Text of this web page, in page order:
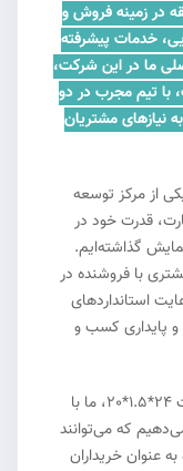
بیش از ۳۵ سال سابقه در زمینه فروش و
خدمات پیشرفته
ما در این شرکت،
با تیم مجرب در دو
نیازهای مشتریان
از مرکز توسعه
قدرت خود در
گذاشته‌ایم.
با فروشنده در
استانداردهای
و پایداری کسب و
در خصوص کانولا تامیسنت 24*1.5*20، ما با
که می‌توانند
عنوان خریداران